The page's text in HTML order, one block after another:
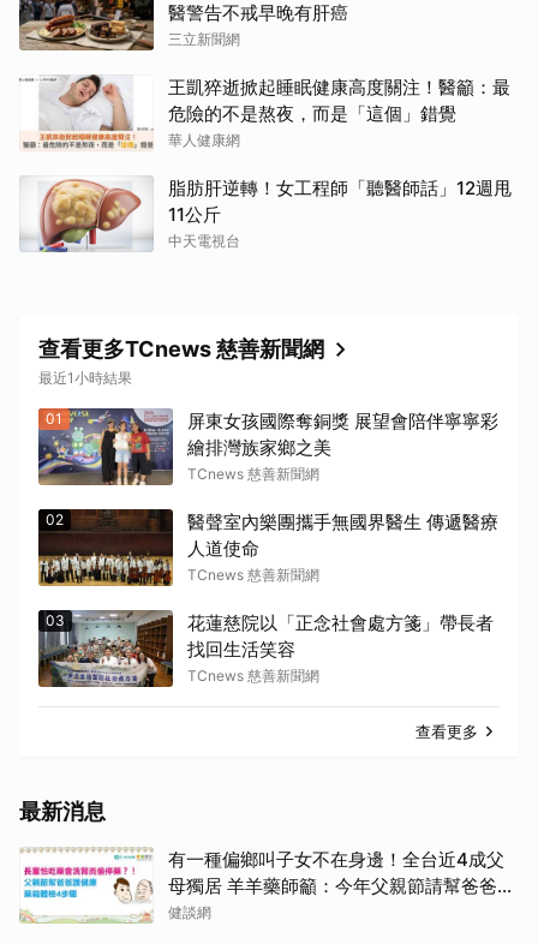
醫警告不戒早晚有肝癌
三立新聞網
王凱猝逝掀起睡眠健康高度關注！醫籲：最
危險的不是熬夜，而是「這個」錯覺
華人健康網
脂肪肝逆轉！女工程師「聽醫師話」12週甩
11公斤
中天電視台
查看更多TCnews 慈善新聞網
最近1小時結果
01
屏東女孩國際奪銅獎 展望會陪伴寧寧彩
繪排灣族家鄉之美
TCnews 慈善新聞網
02
醫聲室內樂團攜手無國界醫生 傳遞醫療
人道使命
TCnews 慈善新聞網
03
花蓮慈院以「正念社會處方箋」帶長者
找回生活笑容
TCnews 慈善新聞網
查看更多
最新消息
有一種偏鄉叫子女不在身邊！全台近4成父
母獨居 羊羊藥師籲：今年父親節請幫爸爸讀
懂他的藥
健談網